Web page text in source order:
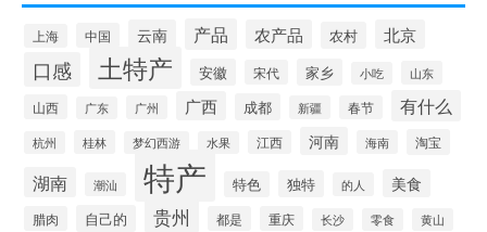
上海 中国 云南 产品 农产品 农村 北京
口感 土特产 安徽 宋代 家乡 小吃 山东
山西 广东 广州 广西 成都 新疆 春节 有什么
杭州 桂林 梦幻西游 水果 江西 河南 海南 淘宝
湖南 潮汕 特产 特色 独特 的人 美食
腊肉 自己的 贵州 都是 重庆 长沙 零食 黄山